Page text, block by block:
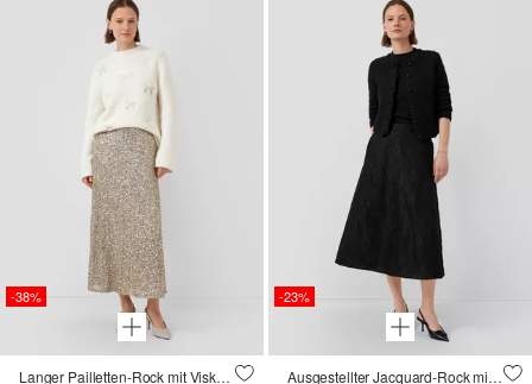
-38%
Langer Pailletten-Rock mit Viskosefutter
-23%
Ausgestellter Jacquard-Rock mit hohem Bund und verdecktem Reißverschluss